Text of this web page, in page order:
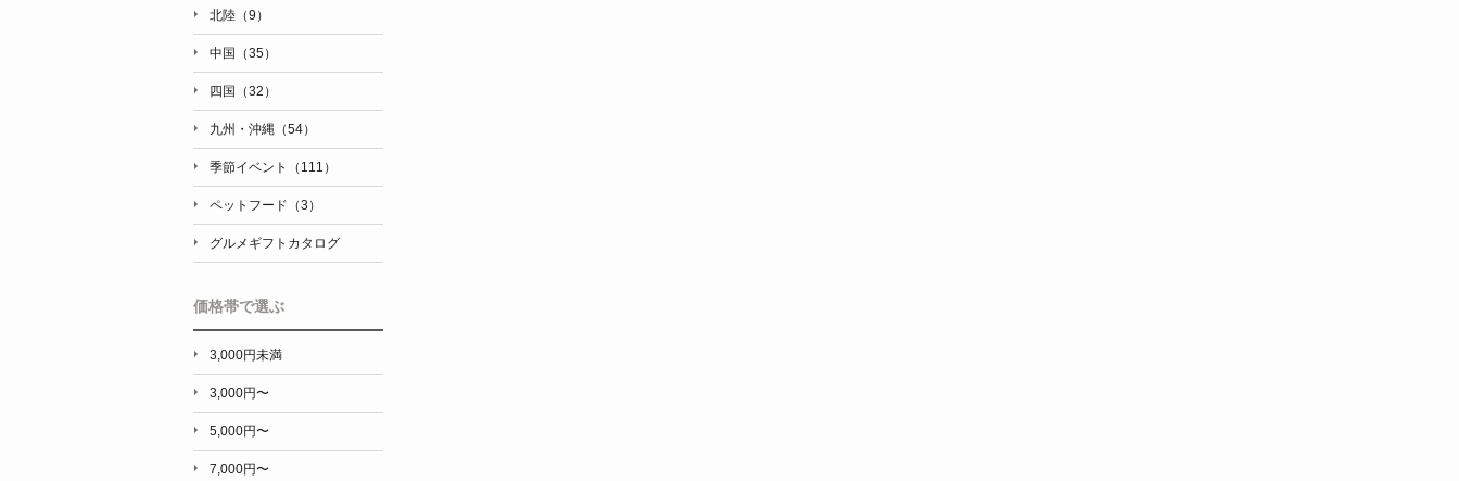
北陸（9）
中国（35）
四国（32）
九州・沖縄（54）
季節イベント（111）
ペットフード（3）
グルメギフトカタログ
価格帯で選ぶ
3,000円未満
3,000円〜
5,000円〜
7,000円〜